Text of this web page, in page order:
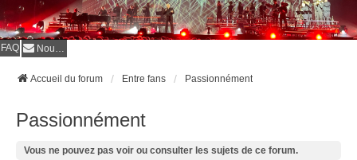
FAQ Nous contacter
Accueil du forum Entre fans Passionnément
Passionnément
Vous ne pouvez pas voir ou consulter les sujets de ce forum.